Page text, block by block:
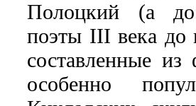
Полоцкий (а до
поэты III века до
составленные
особенно